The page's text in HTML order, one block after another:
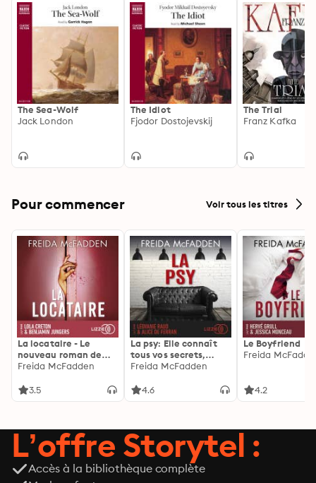
The Sea-Wolf
Jack London
The Idiot
Fjodor Dostojevskij
The Trial
Franz Kafka
Pour commencer Voir tous les titres
La locataire - Le
nouveau roman de
l'autrice de La femme
Freida McFadden
3.5
La psy: Elle connaît
tous vos secrets,
découvrez les siens ...
Freida McFadden
4.6
Le Boyfriend
Freida
4.2
L’offre Storytel :
Accès à la bibliothèque complète